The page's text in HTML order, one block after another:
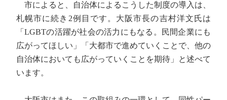
市によると、自治体によるこうした制度の導入は、
札幌市に続き2例目です。大阪市長の吉村洋文氏は
「LGBTの活躍が社会の活力にもなる。民間企業にも
広がってほしい」「大都市で進めていくことで、他の
自治体においても広がっていくことを期待」と述べて
います。